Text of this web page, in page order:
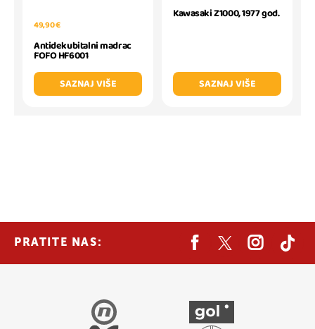
49,90 €
Antidekubitalni madrac
FOFO HF6001
SAZNAJ VIŠE
Kawasaki Z1000, 1977 god.
SAZNAJ VIŠE
PRATITE NAS: